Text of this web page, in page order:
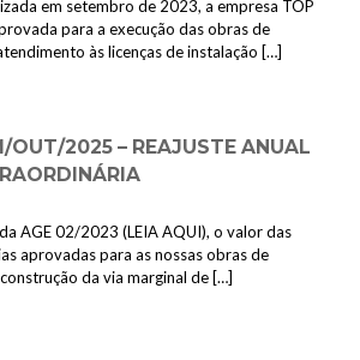
em setembro de 2023, a empresa TOP
para a execução das obras de
às licenças de instalação […]
OUT/2025 – REAJUSTE ANUAL
AGE 02/2023 (LEIA AQUI), o valor das
aprovadas para as nossas obras de
da via marginal de[…]